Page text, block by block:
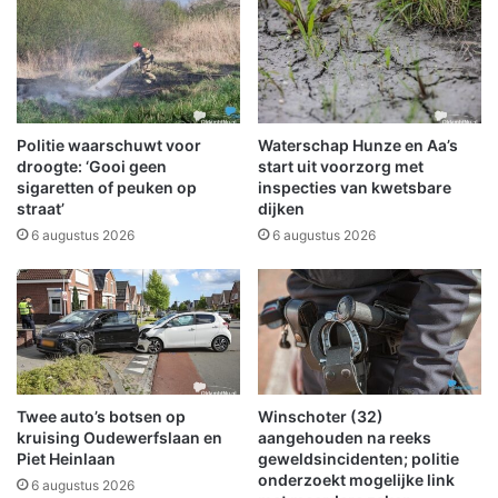
l
e
g
a
n
g
(
N
v
W
)
W
i
n
s
c
h
o
t
e
n
e
l
a
t
i
e
f
r
u
s
Politie waarschuwt voor
droogte: ‘Gooi geen
sigaretten of peuken op
straat’
6 augustus 2026
Waterschap Hunze en Aa’s
start uit voorzorg met
inspecties van kwetsbare
dijken
6 augustus 2026
Twee auto’s botsen op
kruising Oudewerfslaan en
Piet Heinlaan
6 augustus 2026
Winschoter (32)
aangehouden na reeks
geweldsincidenten; politie
onderzoekt mogelijke link